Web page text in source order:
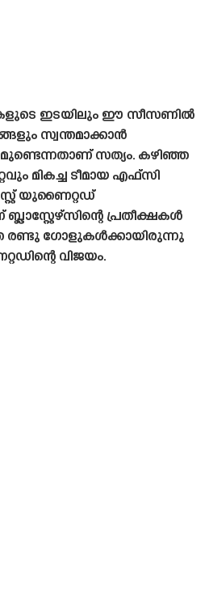
ഇടയിലും ഈ സീസണിൽ
സ്വന്തമാക്കാൻ
സത്യം. കഴിഞ്ഞ
മികച്ച ടീമായ എഫ്‌സി
യുണൈറ്റഡ്
പ്രതീക്ഷകൾ
രണ്ടു ഗോളുകൾക്കായിരുന്നു
വിജയം.